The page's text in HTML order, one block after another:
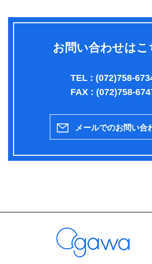
お問い合わせはこ
TEL : (072)758-
FAX : (072)758-
メールでのお問い合